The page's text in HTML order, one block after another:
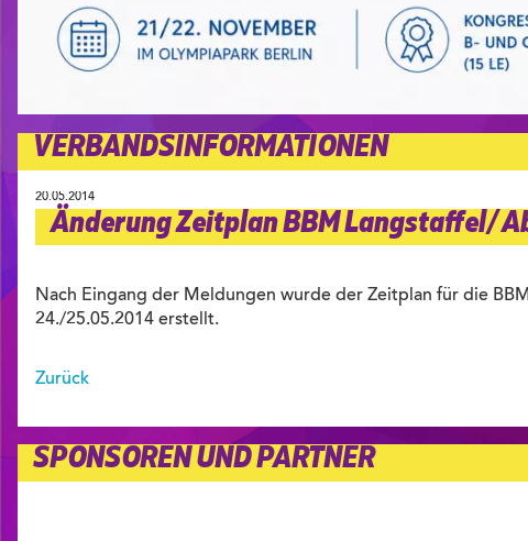
VERBANDSINFORMATIONEN
20.05.2014
Änderung Zeitplan BBM Langstaffel/
Nach Eingang der Meldungen wurde der Zeitplan für die
24./25.05.2014 erstellt.
Zurück
SPONSOREN UND PARTNER